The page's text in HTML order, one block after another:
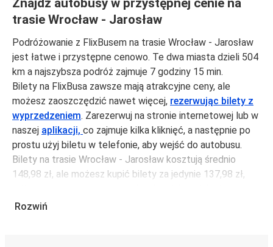
Znajdź autobusy w przystępnej cenie na
trasie Wrocław - Jarosław
Podróżowanie z FlixBusem na trasie Wrocław - Jarosław
jest łatwe i przystępne cenowo. Te dwa miasta dzieli 504
km a najszybsza podróż zajmuje 7 godziny 15 min.
Bilety na FlixBusa zawsze mają atrakcyjne ceny, ale
możesz zaoszczędzić nawet więcej, rezerwując bilety z
wyprzedzeniem. Zarezerwuj na stronie internetowej lub w
naszej aplikacji, co zajmuje kilka kliknięć, a następnie po
prostu użyj biletu w telefonie, aby wejść do autobusu.
Bilety na trasie Wrocław - Jarosław kosztują średnio
148,98 zł, ale możesz kupić bilety za jedynie 137,98 zł,
unikając weekendów i świąt. Aby podróżować szybko,
Rozwiń